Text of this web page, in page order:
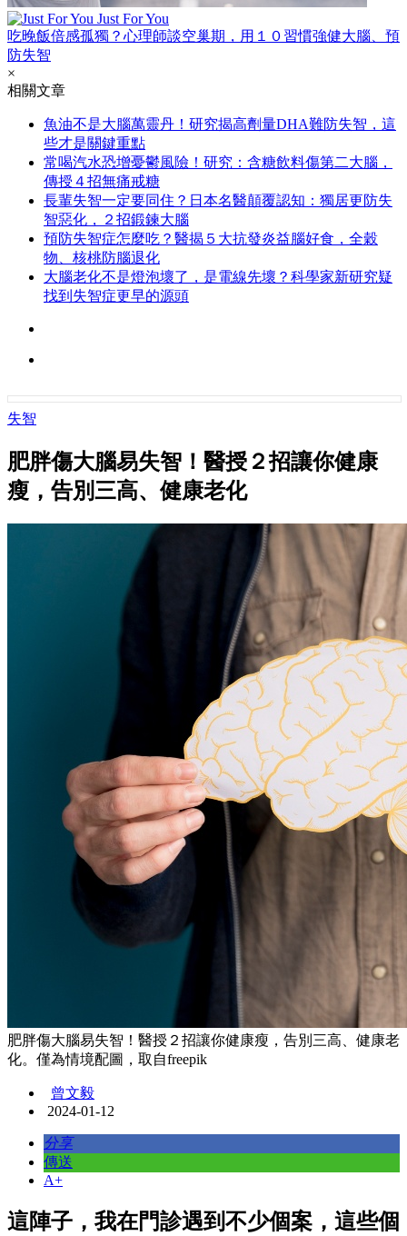
Just For You
吃晚飯倍感孤獨？心理師談空巢期，用１０習慣強健大腦、預
防失智
×
相關文章
魚油不是大腦萬靈丹！研究揭高劑量DHA難防失智，這
些才是關鍵重點
常喝汽水恐增憂鬱風險！研究：含糖飲料傷第二大腦，
傳授４招無痛戒糖
長輩失智一定要同住？日本名醫顛覆認知：獨居更防失
智惡化，２招鍛鍊大腦
預防失智症怎麼吃？醫揭５大抗發炎益腦好食，全穀
物、核桃防腦退化
大腦老化不是燈泡壞了，是電線先壞？科學家新研究疑
找到失智症更早的源頭
失智
肥胖傷大腦易失智！醫授２招讓你健康
瘦，告別三高、健康老化
肥胖傷大腦易失智！醫授２招讓你健康瘦，告別三高、健康老
化。僅為情境配圖，取自freepik
曾文毅
2024-01-12
分享
傳送
A+
這陣子，我在門診遇到不少個案，這些個